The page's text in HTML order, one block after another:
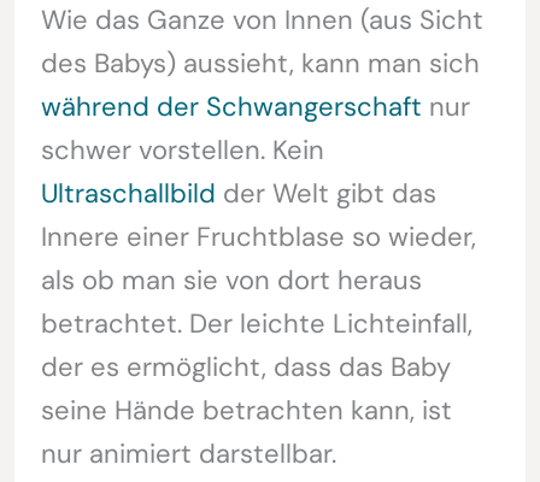
Wie das Ganze von Innen (aus Sicht
des Babys) aussieht, kann man sich
während der Schwangerschaft nur
schwer vorstellen. Kein
Ultraschallbild der Welt gibt das
Innere einer Fruchtblase so wieder,
als ob man sie von dort heraus
betrachtet. Der leichte Lichteinfall,
der es ermöglicht, dass das Baby
seine Hände betrachten kann, ist
nur animiert darstellbar.